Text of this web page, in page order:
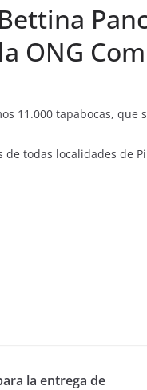
ONG
11.000 tapabocas,
todas localidades de
la entrega de